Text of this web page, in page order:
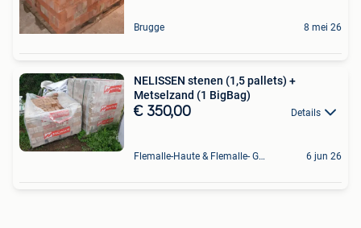
Brugge 8 mei 26
NELISSEN stenen (1,5 pallets) +
Metselzand (1 BigBag)
€ 350,00 Details
Flemalle-Haute & Flemalle- Grande & Partie Awirs 6 jun 26